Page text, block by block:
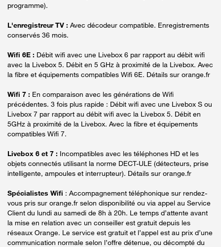
programme).
L'enregistreur TV : Avec décodeur compatible. Enregistrements
conservés 36 mois.
Wifi 6E : Débit wifi avec une Livebox 6 par rapport au débit wifi
avec la Livebox 5. Débit en 5 GHz à proximité de la Livebox. Avec
la fibre et équipements compatibles Wifi 6E. Détails sur orange.fr
Wifi 7 : En comparaison avec les générations de Wifi
précédentes. 3 fois plus rapide : Débit wifi avec une Livebox S ou
Livebox 7 par rapport au débit wifi avec la Livebox 5. Débit en
5GHz à proximité de la Livebox. Avec la fibre et équipements
compatibles Wifi 7.
Livebox 6 et 7 : Incompatibles avec les téléphones HD et les
objets connectés utilisant la norme DECT-ULE (détecteurs, prise
intelligente, ampoules et interrupteur). Détails sur orange.fr
Spécialistes Wifi : Accompagnement téléphonique sur rendez-
vous pris sur orange.fr selon disponibilité ou via appel au Service
Client du lundi au samedi de 8h à 20h. Le temps d’attente avant
la mise en relation avec un conseiller est gratuit depuis les
réseaux Orange. Le service est gratuit et l’appel est au prix d’une
communication normale selon l’offre détenue, ou décompté du